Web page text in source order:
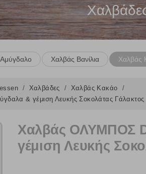
Χαλβάς Βανίλια Χαλβάς
Χαλβάδες
Χαλβάς Κακάο
& γέμιση Λευκής Σοκολάτας Γάλακτος
Χαλβάς ΟΛΥΜΠΟΣ
γέμιση Λευκής